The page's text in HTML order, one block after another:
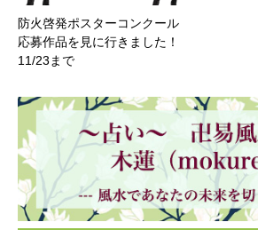
防火啓発ポスターコンクール
応募作品を見に行きました！
11/23まで